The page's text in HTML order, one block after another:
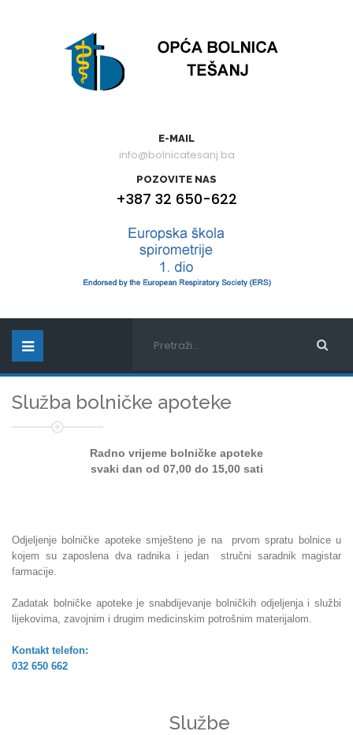
E-MAIL
info@bolnicatesanj.ba
POZOVITE NAS
+387 32 650-622
Služba bolničke apoteke
Radno vrijeme bolničke apoteke
svaki dan od 07,00 do 15,00 sati
Odjeljenje bolničke apoteke smješteno je na prvom spratu bolnice u
kojem su zaposlena dva radnikai jedan stručni saradnik magistar
farmacije.
Zadatak bolničke apoteke je snabdijevanje bolničkih odjeljenja i službi
lijekovima, zavojnim i drugim medicinskim potrošnim materijalom.
Kontakt telefon:
032 650 662
Službe